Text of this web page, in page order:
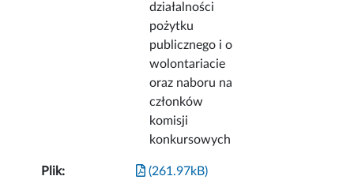
działalności
pożytku
publicznego i o
wolontariacie
oraz naboru na
członków
komisji
konkursowych
Plik: (261.97kB)